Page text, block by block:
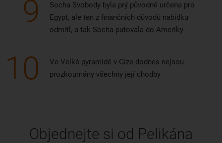
9
Socha Svobody byla prý původně určena pro
Egypt, ale ten z finančních důvodů nabídku
odmítl, a tak Socha putovala do Ameriky
10
Ve Velké pyramidě v Gíze dodnes nejsou
prozkoumány všechny její chodby
Objednejte si od Pelikána